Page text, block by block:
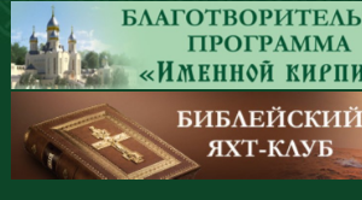
Перейти к основному содержанию